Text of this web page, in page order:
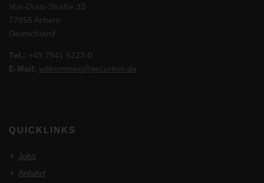
Von-Drais-Straße 33
77855 Achern
Deutschland
Tel.: +49 7841 6223-0
E-Mail: willkommen@securiton.de
QUICKLINKS
Jobs
Anfahrt